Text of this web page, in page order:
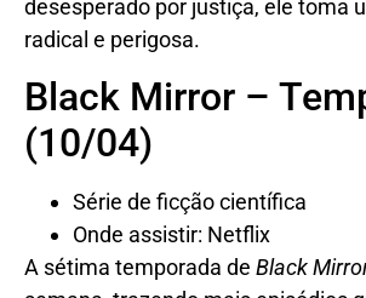
desesperado por justiça, ele toma
radical e perigosa.
Black Mirror –
(10/04)
Série de ficção científica
Onde assistir: Netflix
A sétima temporada de Black